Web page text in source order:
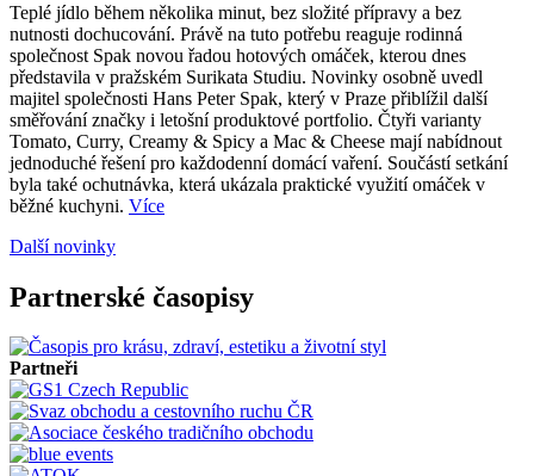
Teplé jídlo během několika minut, bez složité přípravy a bez
nutnosti dochucování. Právě na tuto potřebu reaguje rodinná
společnost Spak novou řadou hotových omáček, kterou dnes
představila v pražském Surikata Studiu. Novinky osobně uvedl
majitel společnosti Hans Peter Spak, který v Praze přiblížil další
směřování značky i letošní produktové portfolio. Čtyři varianty
Tomato, Curry, Creamy & Spicy a Mac & Cheese mají nabídnout
jednoduché řešení pro každodenní domácí vaření. Součástí setkání
byla také ochutnávka, která ukázala praktické využití omáček v
běžné kuchyni. Více
Další novinky
Partnerské časopisy
Partneři